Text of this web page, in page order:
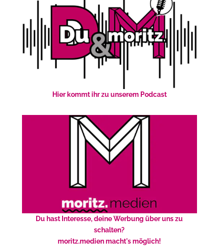
Hier kommt ihr zu unserem Podcast
Du hast Interesse, deine Werbung über uns zu
schalten?
moritz.medien macht's möglich!